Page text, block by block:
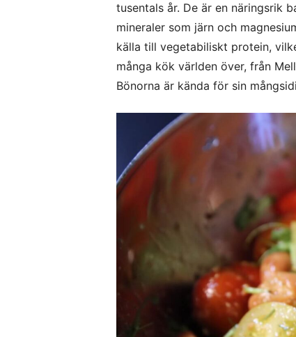
tusentals år. De är en näringsrik
mineraler som järn och
källa till vegetabiliskt protein,
många kök världen över, från
Bönorna är kända för sin